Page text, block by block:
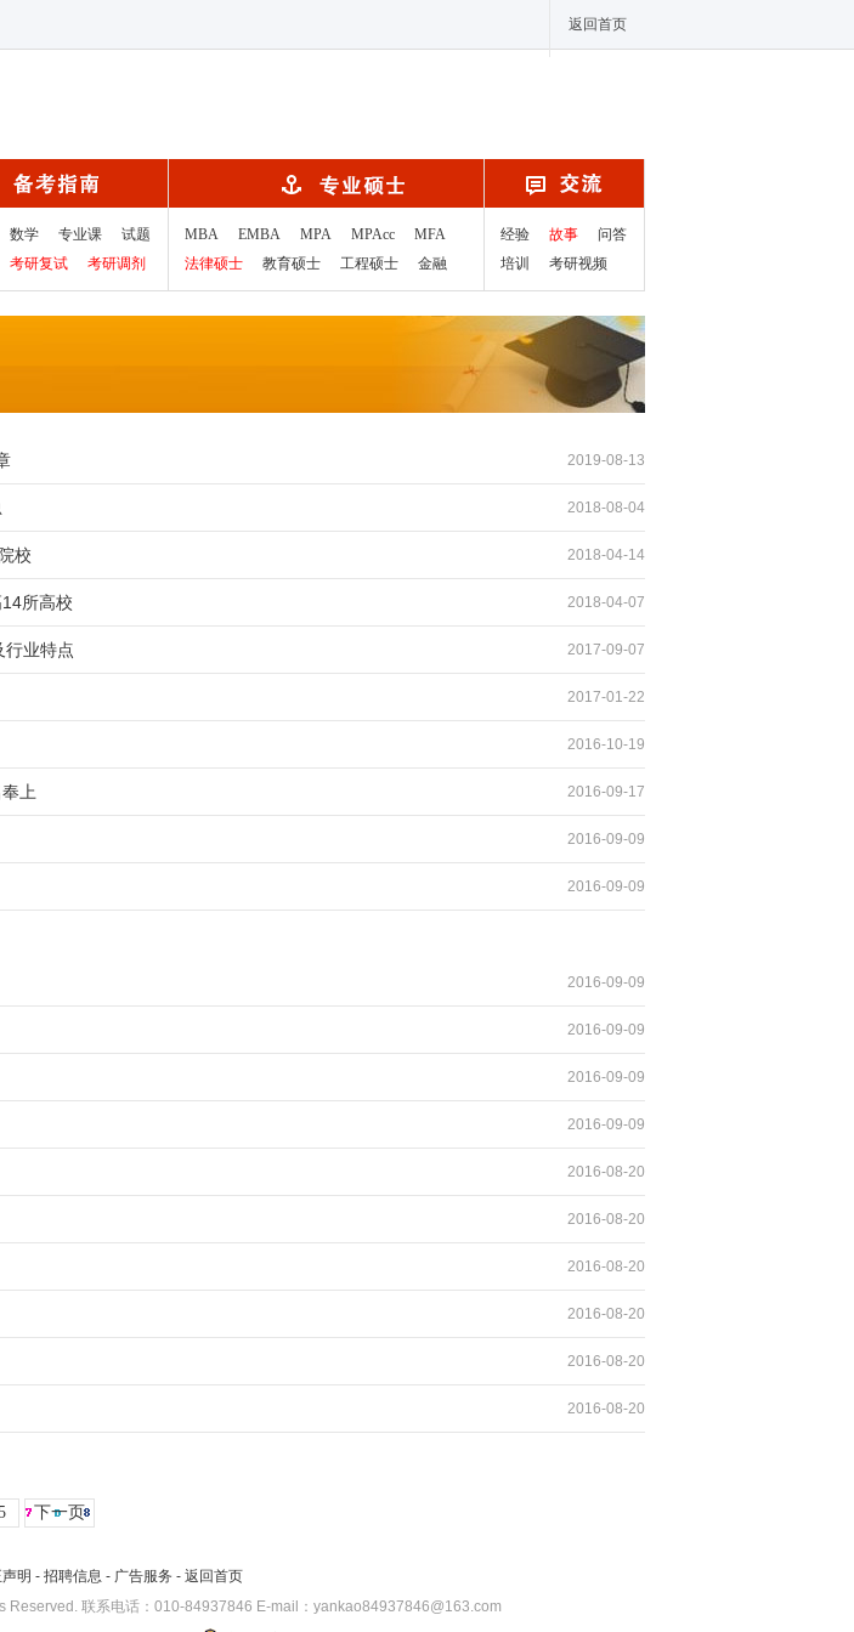
返回首页
数学 专业课
试题
考研复试 考研调剂
MBA EMBA MPA MPAcc
MFA
法律硕士
教育硕士 工程硕士 金融
经验 故事
问答
培训
考研视频
2019-08-13
2018-08-04
2018-04-14
校
2018-04-07
所高校
2017-09-07
行业特点
2017-01-22
2016-10-19
2016-09-17
上
2016-09-09
2016-09-09
2016-09-09
2016-09-09
2016-09-09
2016-09-09
2016-08-20
2016-08-20
2016-08-20
2016-08-20
2016-08-20
2016-08-20
下一页
明 - 招聘信息 - 广告服务 - 返回首页
Reserved. 联系电话：010-84937846 E-mail：yankao84937846@163.com